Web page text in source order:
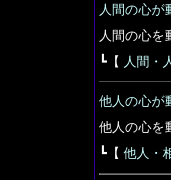
人間の心が
人間の心を
┗【 人間・
他人の心が
他人の心を
┗【 他人・